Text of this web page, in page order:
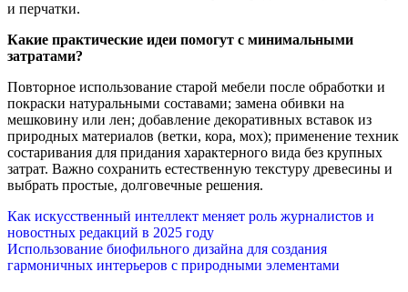
и перчатки.
Какие практические идеи помогут с минимальными
затратами?
Повторное использование старой мебели после обработки и
покраски натуральными составами; замена обивки на
мешковину или лен; добавление декоративных вставок из
природных материалов (ветки, кора, мох); применение техник
состаривания для придания характерного вида без крупных
затрат. Важно сохранить естественную текстуру древесины и
выбрать простые, долговечные решения.
Навигация
по
записям
Как искусственный интеллект меняет роль журналистов и
новостных редакций в 2025 году
Использование биофильного дизайна для создания
гармоничных интерьеров с природными элементами